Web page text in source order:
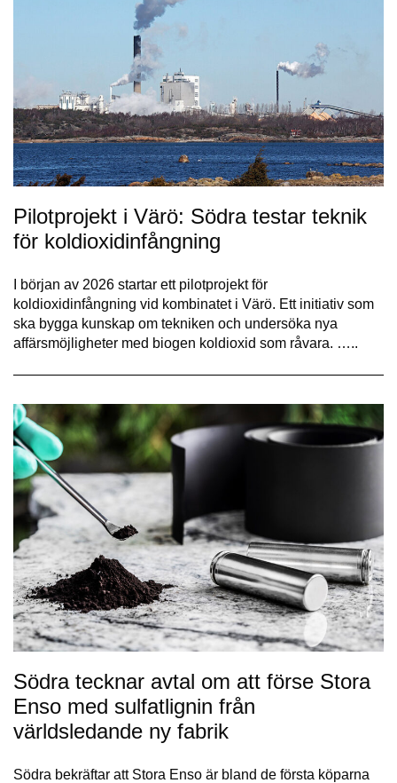
Pilotprojekt i Värö: Södra testar teknik
för koldioxidinfångning
I början av 2026 startar ett pilotprojekt för
koldioxidinfångning vid kombinatet i Värö. Ett initiativ som
ska bygga kunskap om tekniken och undersöka nya
affärsmöjligheter med biogen koldioxid som råvara. …..
Södra tecknar avtal om att förse Stora
Enso med sulfatlignin från
världsledande ny fabrik
Södra bekräftar att Stora Enso är bland de första köparna